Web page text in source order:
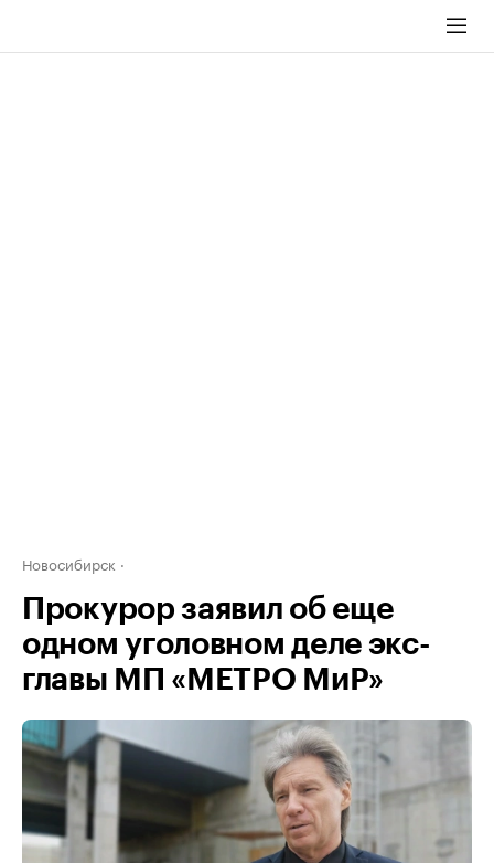
Новосибирск
Прокурор заявил об еще
одном уголовном деле экс-
главы МП «МЕТРО МиР»